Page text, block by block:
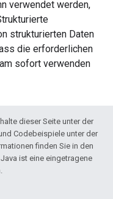
verwendet werden,
strukturierten Daten
die erforderlichen
sofort verwenden
dieser Seite unter der
Codebeispiele unter der
finden Sie in den
Java ist eine eingetragene